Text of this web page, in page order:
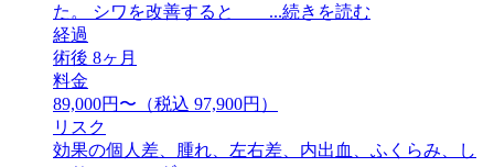
た。 シワを改善すると ...続きを読む
経過
術後 8ヶ月
料金
89,000円〜（税込 97,900円）
リスク
効果の個人差、腫れ、左右差、内出血、ふくらみ、し